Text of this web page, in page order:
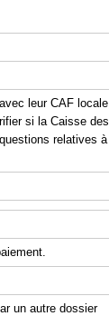
leur CAF locale,
si la Caisse des
relatives à
un autre dossier